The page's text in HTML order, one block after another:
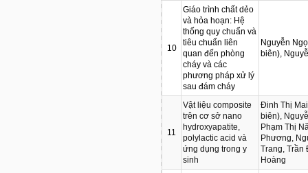
10
Giáo trình chất dẻo
và hỏa hoạn: Hệ
thống quy chuẩn và
tiêu chuẩn liên
quan đến phòng
cháy và các
phương pháp xử lý
sau đám cháy
Nguyễn
biên),
11
Vật liệu composite
trên cơ sở nano
hydroxyapatite,
polylactic acid và
ứng dụng trong y
sinh
Đinh Thị
biên),
Phạm Thị
Phương,
Trang, Trần
Hoàng